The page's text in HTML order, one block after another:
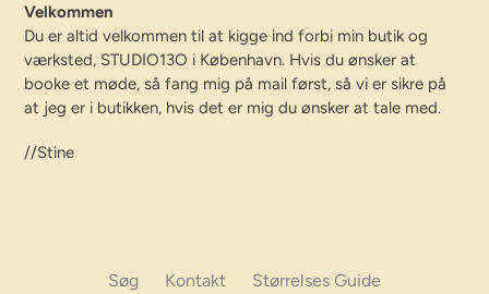
Velkommen
Du er altid velkommen til at kigge ind forbi min butik og
værksted, STUDIO13O i København. Hvis du ønsker at
booke et møde, så fang mig på mail først, så vi er sikre på
at jeg er i butikken, hvis det er mig du ønsker at tale med.
//Stine
Søg Kontakt
Størrelses Guide